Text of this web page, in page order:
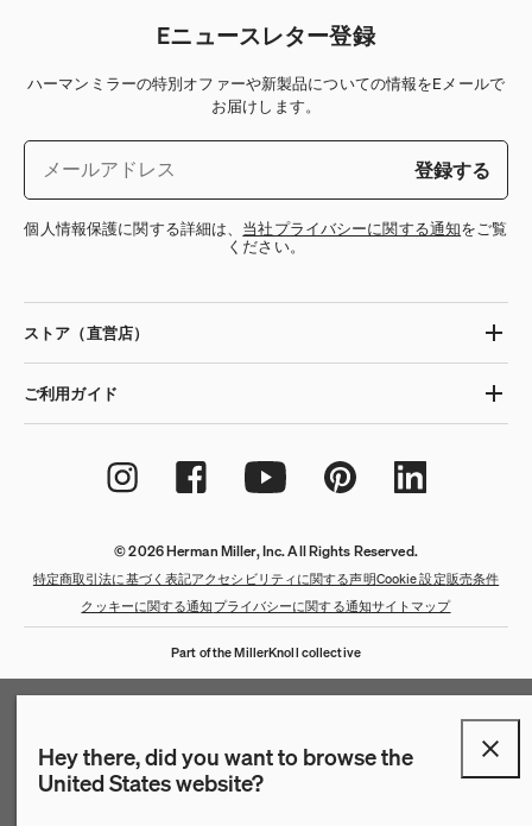
Eニュースレター登録
ハーマンミラーの特別オファーや新製品についての情報をEメールで
お届けします。
登録する
個人情報保護に関する詳細は、 当社プライバシーに関する通知をご覧
ください。
ストア（直営店）
ご利用ガイド
© 2026 Herman Miller, Inc. All Rights Reserved.
特定商取引法に基づく表記アクセシビリティに関する声明
販売条件
クッキーに関する通知 プライバシーに関する通知サイトマップ
Cookie 設定
Part of the MillerKnoll collective
Hey there, did you want to browse the
United States website?